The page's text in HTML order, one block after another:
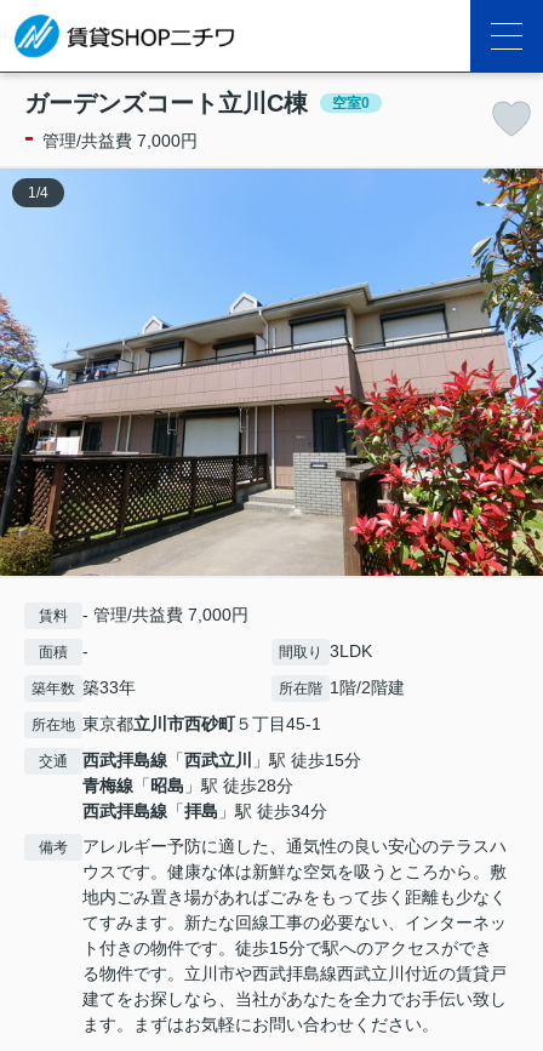
ガーデンズコート立川C棟 空室0
- 管理/共益費 7,000円
1 /4
賃料 - 管理/共益費 7,000円
面積 - 間取り 3LDK
築年数 築33年 所在階 1階/2階建
所在地 東京都立川市西砂町５丁目45-1
交通 西武拝島線 「西武立川
」駅 徒歩15分
青梅線 「昭島 」駅 徒歩28分
西武拝島線 「拝島 」駅 徒歩34分
備考
アレルギー予防に適した、通気性の良い安心のテラスハ
ウスです。健康な体は新鮮な空気を吸うところから。敷
地内ごみ置き場があればごみをもって歩く距離も少なく
てすみます。新たな回線工事の必要ない、インターネッ
ト付きの物件です。徒歩15分で駅へのアクセスができ
る物件です。立川市や西武拝島線西武立川付近の賃貸戸
建てをお探しなら、当社があなたを全力でお手伝い致し
ます。まずはお気軽にお問い合わせください。